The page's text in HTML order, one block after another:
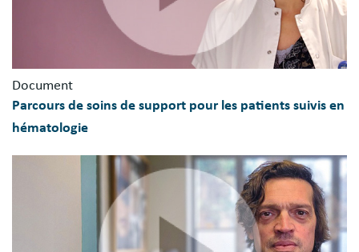
Document
Parcours de soins de support pour les patients suivis en
hématologie